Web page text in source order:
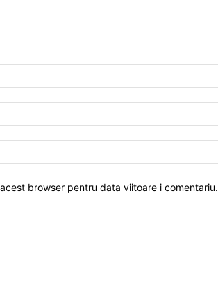
browser pentru data viitoare i comentariu.